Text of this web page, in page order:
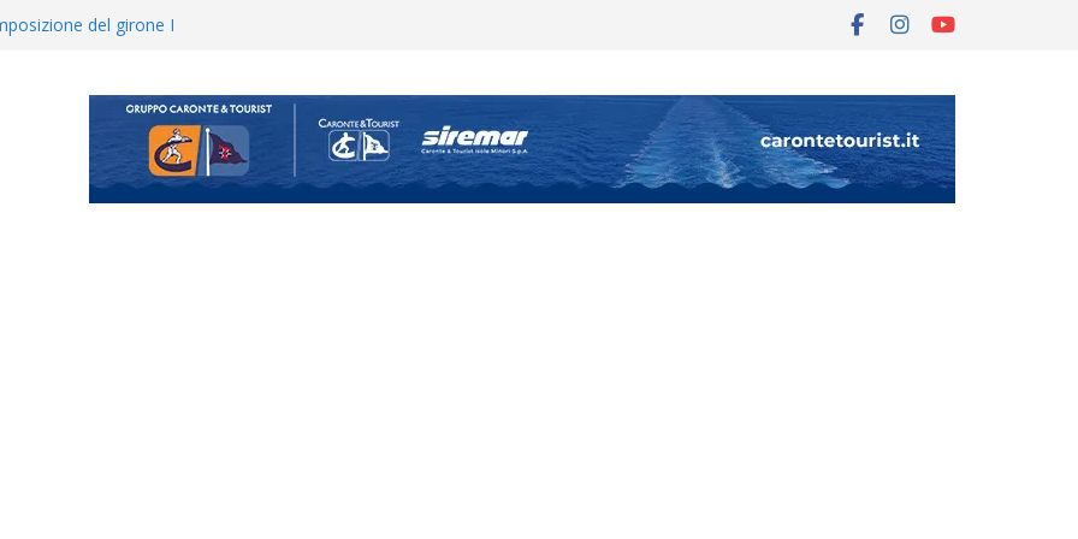
del girone I
chiama questa piazza non
Tourè è un nuovo
colpo per il reparto arretrato: